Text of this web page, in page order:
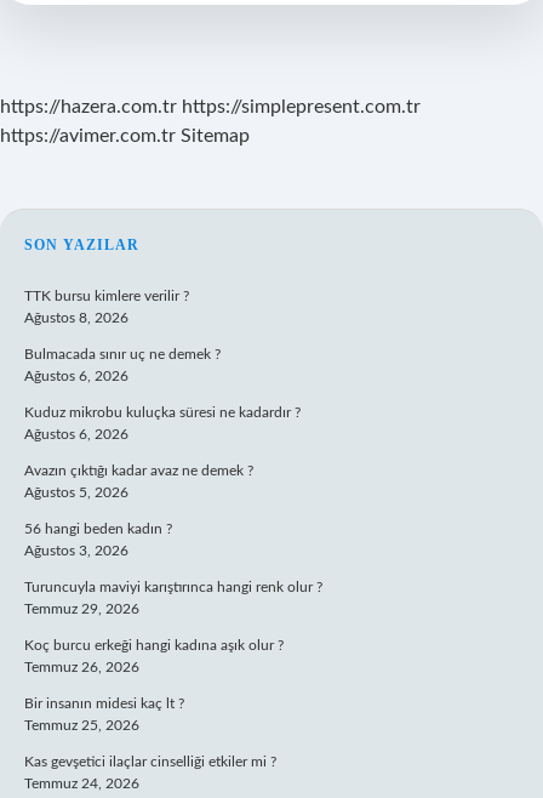
https://hazera.com.tr https://simplepresent.com.tr
https://avimer.com.tr Sitemap
SIDEBAR
SON YAZILAR
TTK bursu kimlere verilir ?
Ağustos 8, 2026
Bulmacada sınır uç ne demek ?
Ağustos 6, 2026
Kuduz mikrobu kuluçka süresi ne kadardır ?
Ağustos 6, 2026
Avazın çıktığı kadar avaz ne demek ?
Ağustos 5, 2026
56 hangi beden kadın ?
Ağustos 3, 2026
Turuncuyla maviyi karıştırınca hangi renk olur ?
Temmuz 29, 2026
Koç burcu erkeği hangi kadına aşık olur ?
Temmuz 26, 2026
Bir insanın midesi kaç lt ?
Temmuz 25, 2026
Kas gevşetici ilaçlar cinselliği etkiler mi ?
Temmuz 24, 2026